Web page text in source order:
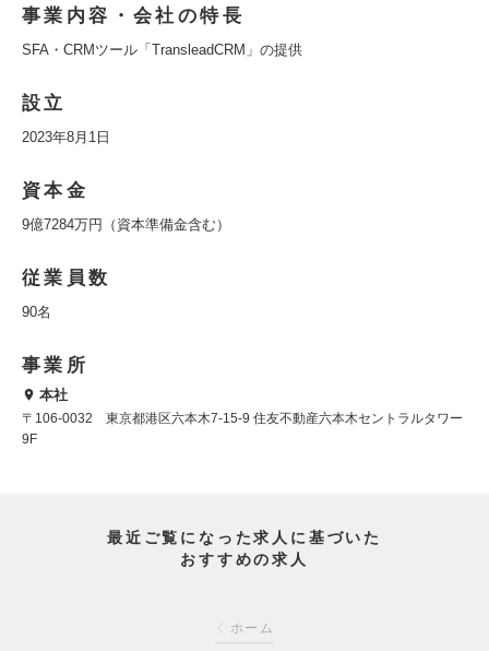
事業内容・会社の特長
SFA・CRMツール「TransleadCRM」の提供
設立
2023年8月1日
資本金
9億7284万円（資本準備金含む）
従業員数
90名
事業所
本社
〒106-0032 東京都港区六本木7-15-9 住友不動産六本木セントラルタワー
9F
最近ご覧になった求人に基づいた
おすすめの求人
ホーム